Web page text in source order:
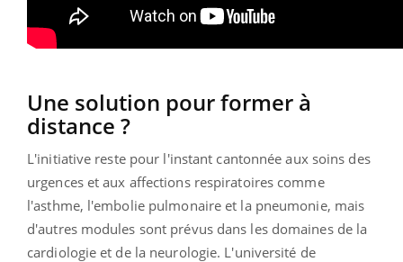
Une solution pour former à
distance ?
L'initiative reste pour l'instant cantonnée aux soins des
urgences et aux affections respiratoires comme
l'asthme, l'embolie pulmonaire et la pneumonie, mais
d'autres modules sont prévus dans les domaines de la
cardiologie et de la neurologie. L'université de